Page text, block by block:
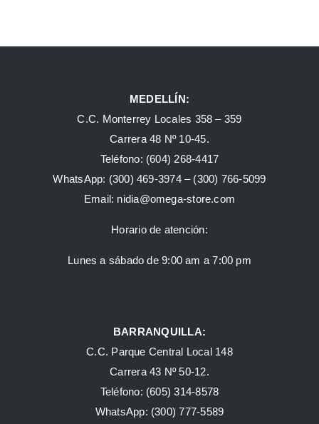
MEDELLÍN:
C.C. Monterrey Locales 358 – 359
Carrera 48 Nº 10-45.
Teléfono: (604) 268-4417
WhatsApp: (300) 469-3974 – (300) 766-5099
Email: nidia@omega-store.com
Horario de atención:
Lunes a sábado de 9:00 am a 7:00 pm
BARRANQUILLA:
C.C. Parque Central Local 148
Carrera 43 Nº 50-12.
Teléfono: (605) 314-8578
WhatsApp: (300) 777-5589